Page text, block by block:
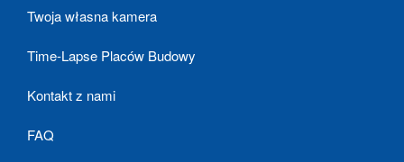
Twoja własna kamera
Time-Lapse Placów Budowy
Kontakt z nami
FAQ